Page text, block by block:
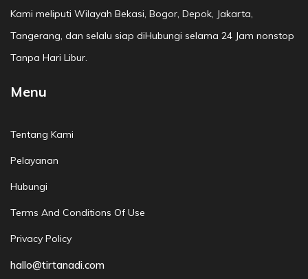
Kami meliputi Wilayah Bekasi, Bogor, Depok, Jakarta,
Tangerang, dan selalu siap diHubungi selama 24 Jam nonstop
Tanpa Hari Libur.
Menu
Tentang Kami
Pelayanan
Hubungi
Terms And Conditions Of Use
Privacy Policy
hallo@tirtanadi.com